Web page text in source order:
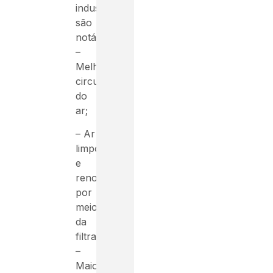
industriais
são
notáveis:
–
Melhor
circulação
do
ar;
– Ar
limpo
e
renovado
por
meio
da
filtragem;
–
Maior